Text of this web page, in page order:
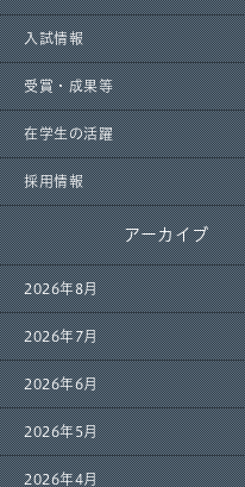
入試情報
受賞・成果等
在学生の活躍
採用情報
アーカイブ
2026年8月
2026年7月
2026年6月
2026年5月
2026年4月